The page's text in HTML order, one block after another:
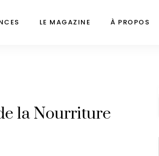
LE MAGAZINE À PROPOS
la Nourriture